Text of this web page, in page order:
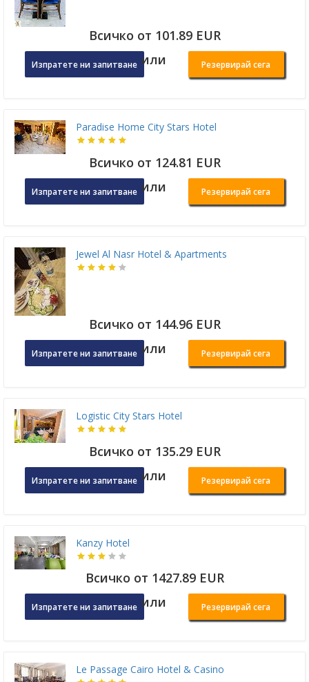
Всичко от 101.89 EUR
Изпратете ни запитване или Резервирай сега
Paradise Home City Stars Hotel
Всичко от 124.81 EUR
Изпратете ни запитване или Резервирай сега
Jewel Al Nasr Hotel & Apartments
Всичко от 144.96 EUR
Изпратете ни запитване или Резервирай сега
Logistic City Stars Hotel
Всичко от 135.29 EUR
Изпратете ни запитване или Резервирай сега
Kanzy Hotel
Всичко от 1427.89 EUR
Изпратете ни запитване или Резервирай сега
Le Passage Cairo Hotel & Casino